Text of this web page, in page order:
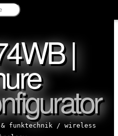
|
funktechnik / wireless